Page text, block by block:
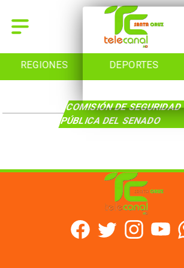
REGIONES DEPORTES
COMISIÓN DE SEGURIDAD
PÚBLICA DEL SENADO